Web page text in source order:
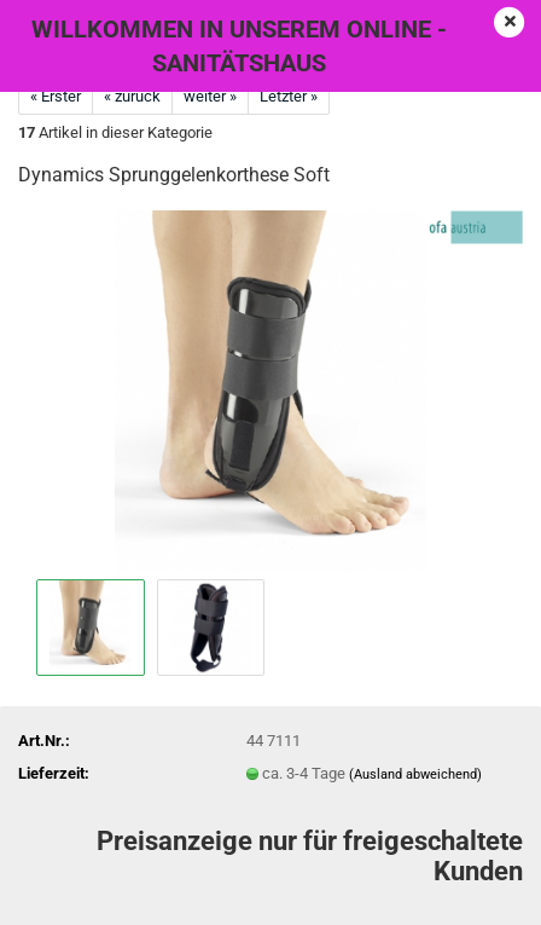
WILLKOMMEN IN UNSEREM ONLINE -
SANITÄTSHAUS
« Erster « zurück weiter »
Letzter »
17 Artikel in dieser Kategorie
Dynamics Sprunggelenkorthese Soft
Art.Nr.:
44 7111
Lieferzeit:
ca. 3-4 Tage(Ausland abweichend)
Preisanzeige nur für freigeschaltete
Kunden